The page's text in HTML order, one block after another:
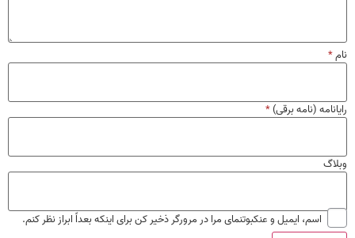
نام*
رایانامه (نامه برقی)*
وبلاگ
اسم، ایمیل و عنکبوتنمای مرا در مرورگر ذخیر کن برای اینکه بعداً ابراز نظر کنم.